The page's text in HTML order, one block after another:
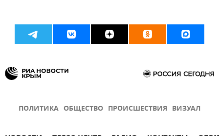
ПОЛИТИКА ОБЩЕСТВО ПРОИСШЕСТВИЯ ВИЗУАЛ